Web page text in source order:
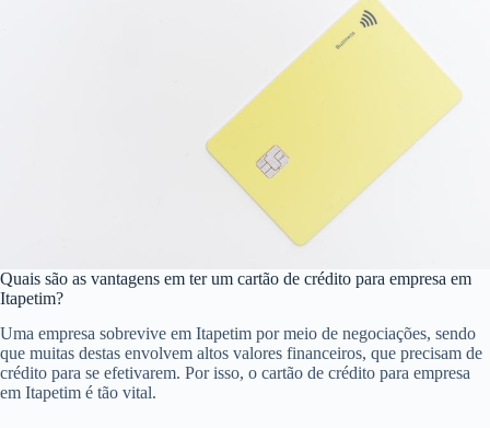
Quais são as vantagens em ter um cartão de crédito para empresa em
Itapetim?
Uma empresa sobrevive em Itapetim por meio de negociações, sendo
que muitas destas envolvem altos valores financeiros, que precisam de
crédito para se efetivarem. Por isso, o cartão de crédito para empresa
em Itapetim é tão vital.